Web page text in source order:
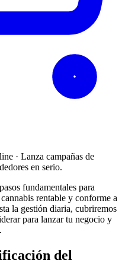
· Lanza campañas de
en serio.
fundamentales para
rentable y conforme a
la gestión diaria, cubriremos
para lanzar tu negocio y
del